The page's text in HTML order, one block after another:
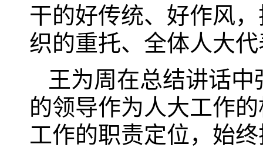
干的好传统、好作风
织的重托、全体人大
王为周在总结讲话
的领导作为人大工作
工作的职责定位，始